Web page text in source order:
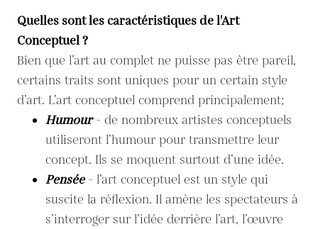
Quelles sont les caractéristiques de l'Art
Conceptuel ?
Bien que l’art au complet ne puisse pas être pareil,
certains traits sont uniques pour un certain style
d’art. L’art conceptuel comprend principalement;
Humour- de nombreux artistes conceptuels
utiliseront l’humour pour transmettre leur
concept. Ils se moquent surtout d’une idée.
Pensée- l’art conceptuel est un style qui
suscite la réflexion. Il amène les spectateurs à
s’interroger sur l’idée derrière l’art, l’œuvre